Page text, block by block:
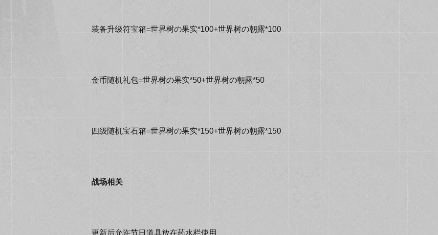
装备升级符宝箱=世界树の果实*100+世界树の朝露*100
金币随机礼包=世界树の果实*50+世界树の朝露*50
四级随机宝石箱=世界树の果实*150+世界树の朝露*150
战场相关
更新后允许节日道具放在药水栏使用